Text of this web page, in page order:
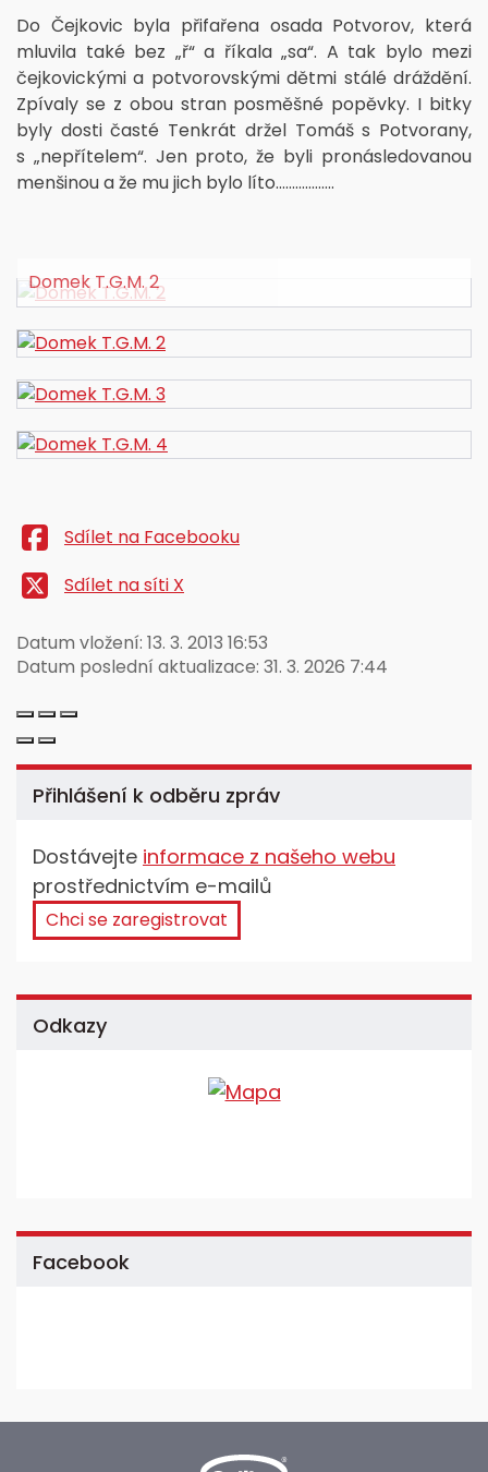
Do Čejkovic byla přifařena osada Potvorov, která
mluvila také bez „ř“ a říkala „sa“. A tak bylo mezi
čejkovickými a potvorovskými dětmi stálé dráždění.
Zpívaly se z obou stran posměšné popěvky. I bitky
byly dosti časté Tenkrát držel Tomáš s Potvorany,
s „nepřítelem“. Jen proto, že byli pronásledovanou
menšinou a že mu jich bylo líto..................
Domek T.G.M. 2
Sdílet na Facebooku
Sdílet na síti X
Datum vložení: 13. 3. 2013 16:53
Datum poslední aktualizace: 31. 3. 2026 7:44
Přihlášení k odběru zpráv
Dostávejte informace z našeho webu
prostřednictvím e-mailů
Chci se zaregistrovat
Odkazy
Facebook